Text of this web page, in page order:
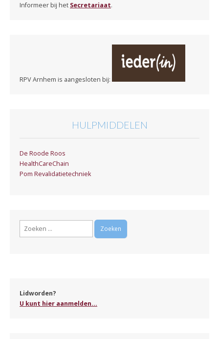
Informeer bij het Secretariaat.
RPV Arnhem is aangesloten bij:
HULPMIDDELEN
De Roode Roos
HealthCareChain
Pom Revalidatietechniek
Zoeken
Lidworden?
U kunt hier aanmelden...